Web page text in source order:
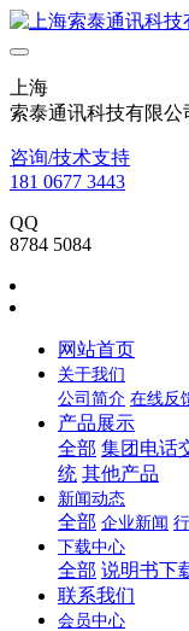
上海
索泰通讯科技有限公
咨询/技术支持
181 0677 3443
QQ
8784 5084
网站首页
关于我们
公司简介 在线反
产品展示
全部 集团电话
统 其他产品
新闻动态
全部 企业新闻
下载中心
全部 说明书下
联系我们
会员中心